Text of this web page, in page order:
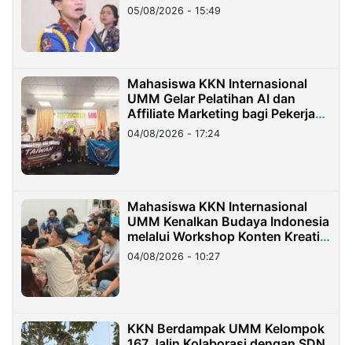
05/08/2026 - 15:49
Mahasiswa KKN Internasional
UMM Gelar Pelatihan AI dan
Affiliate Marketing bagi Pekerja
Migran Indonesia di Taiwan
04/08/2026 - 17:24
Mahasiswa KKN Internasional
UMM Kenalkan Budaya Indonesia
melalui Workshop Konten Kreatif
di Taiwan
04/08/2026 - 10:27
KKN Berdampak UMM Kelompok